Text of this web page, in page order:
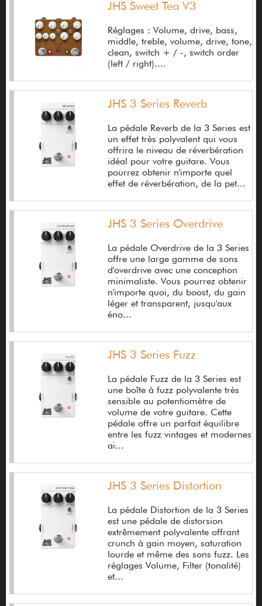
Bixonic
Black Arts Toneworks
Blackheart
Blackstar
Blue Cat Audio
Blue Microphones
Bluguitar
BMS Guitars
Bob l'eponge
Bogner
Bogren Digital
Bondi Effect
Bose
Breedlove
Brian May Guitars
Brian Moore
Brunetti
JHS Sweet Tea V3
Réglages : Volume, drive, bass,
middle, treble, volume, drive, tone,
clean, switch + / -, switch order
(left / right)....
JHS 3 Series Reverb
La pédale Reverb de la 3 Series est
un effet très polyvalent qui vous
offrira le niveau de réverbération
idéal pour votre guitare. Vous
pourrez obtenir n'importe quel
effet de réverbération, de la pet...
JHS 3 Series Overdrive
La pédale Overdrive de la 3 Series
offre une large gamme de sons
d'overdrive avec une conception
minimaliste. Vous pourrez obtenir
n'importe quoi, du boost, du gain
léger et transparent, jusqu'aux
éno...
JHS 3 Series Fuzz
La pédale Fuzz de la 3 Series est
une boîte à fuzz polyvalente très
sensible au potentiomètre de
volume de votre guitare. Cette
pédale offre un parfait équilibre
entre les fuzz vintages et modernes
ai...
JHS 3 Series Distortion
La pédale Distortion de la 3 Series
est une pédale de distorsion
extrêmement polyvalente offrant
crunch à gain moyen, saturation
lourde et même des sons fuzz. Les
réglages Volume, Filter (tonalité)
et...